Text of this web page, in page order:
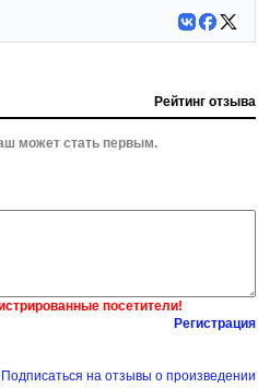
Рейтинг отзыва
может стать первым.
посетители!
Регистрация
Подписаться на отзывы о произведении